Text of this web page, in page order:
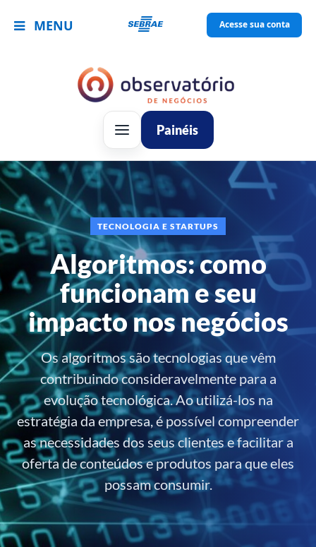
MENU Acesse sua conta
Painéis
TECNOLOGIA E STARTUPS
Algoritmos: como
funcionam e seu
impacto nos negócios
Os algoritmos são tecnologias que vêm
contribuindo consideravelmente para a
evolução tecnológica. Ao utilizá-los na
estratégia da empresa, é possível compreender
as necessidades dos seus clientes e facilitar a
oferta de conteúdos e produtos para que eles
possam consumir.